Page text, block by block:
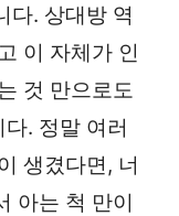
다. 상대방 역
이 자체가 인
것 만으로도
. 정말 여러
생겼다면, 너
아는 척 만이